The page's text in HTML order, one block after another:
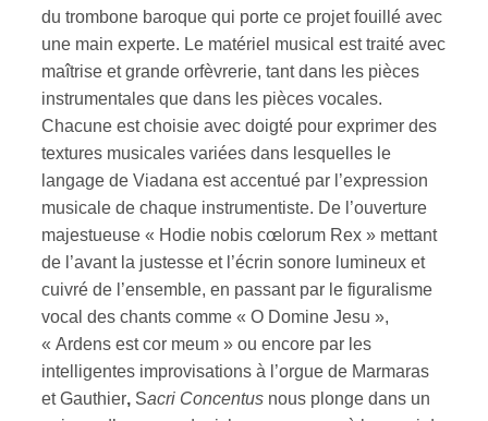
du trombone baroque qui porte ce projet fouillé avec
une main experte. Le matériel musical est traité avec
maîtrise et grande orfèvrerie, tant dans les pièces
instrumentales que dans les pièces vocales.
Chacune est choisie avec doigté pour exprimer des
textures musicales variées dans lesquelles le
langage de Viadana est accentué par l’expression
musicale de chaque instrumentiste. De l’ouverture
majestueuse « Hodie nobis cœlorum Rex » mettant
de l’avant la justesse et l’écrin sonore lumineux et
cuivré de l’ensemble, en passant par le figuralisme
vocal des chants comme « O Domine Jesu »,
« Ardens est cor meum » ou encore par les
intelligentes improvisations à l’orgue de Marmaras
et Gauthier, Sacri Concentus nous plonge dans un